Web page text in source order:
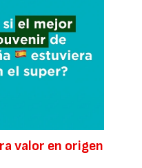
valor en origen